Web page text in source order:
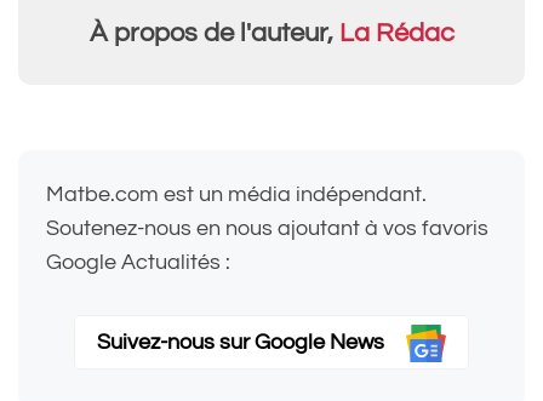
À propos de l'auteur, La Rédac
Matbe.com est un média indépendant.
Soutenez-nous en nous ajoutant à vos favoris
Google Actualités :
Suivez-nous sur Google News